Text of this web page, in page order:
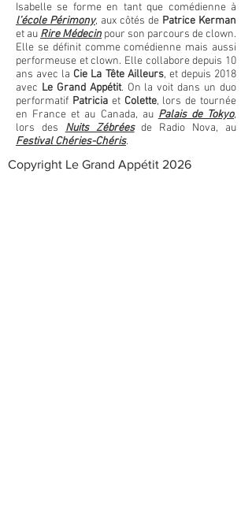
Isabelle se forme en tant que comédienne à
l’école Périmony, aux côtés de Patrice Kerman
et au Rire Médecin pour son parcours de clown.
Elle se définit comme comédienne mais aussi
performeuse et clown. Elle collabore depuis 10
ans avec la Cie La Tête Ailleurs, et depuis 2018
avec Le Grand Appétit. On la voit dans un duo
performatif Patricia et Colette, lors de tournée
en France et au Canada, au Palais de Tokyo,
lors des Nuits Zébréesde Radio Nova, au
Festival Chéries-Chéris.
Copyright Le Grand Appétit 2026